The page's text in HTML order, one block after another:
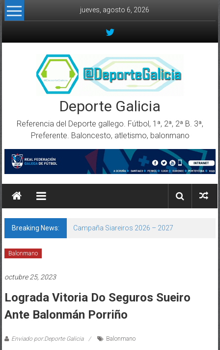
Skip to content
jueves, agosto 6, 2026
Deporte Galicia
Referencia del Deporte gallego. Fútbol, 1ª, 2ª, 2ª B. 3ª,
Preferente. Baloncesto, atletismo, balonmano
Breaking News: Campaña Siareiros 2026 – 2027
Balonmano
octubre 25, 2023
Lograda Vitoria Do Seguros Sueiro
Ante Balonmán Porriño
Enviado por:Deporte Galicia Balonmano